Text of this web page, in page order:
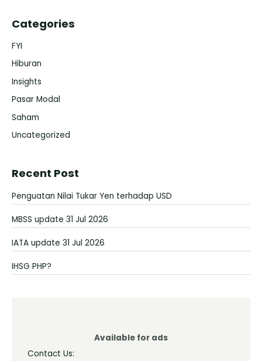
Categories
FYI
Hiburan
Insights
Pasar Modal
Saham
Uncategorized
Recent Post
Penguatan Nilai Tukar Yen terhadap USD
MBSS update 31 Jul 2026
IATA update 31 Jul 2026
IHSG PHP?
Available for ads
Contact Us: